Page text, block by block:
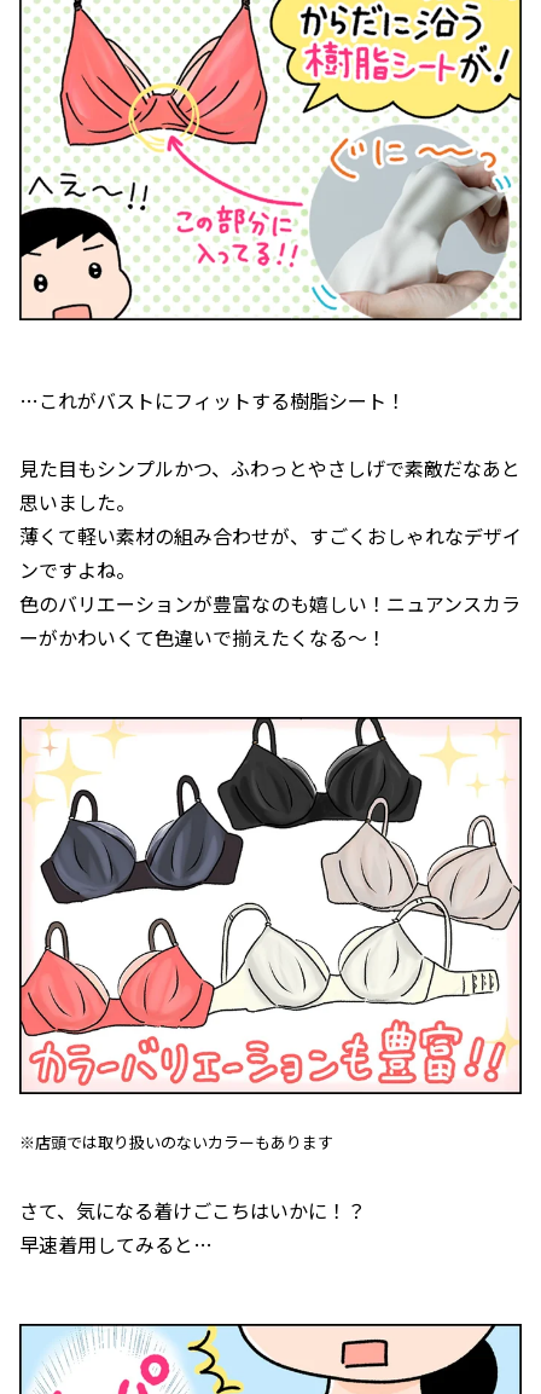
…これがバストにフィットする樹脂シート！
見た目もシンプルかつ、ふわっとやさしげで素敵だなあと
思いました。
薄くて軽い素材の組み合わせが、すごくおしゃれなデザイ
ンですよね。
色のバリエーションが豊富なのも嬉しい！ニュアンスカラ
ーがかわいくて色違いで揃えたくなる〜！
※店頭では取り扱いのないカラーもあります
さて、気になる着けごこちはいかに！？
早速着用してみると…